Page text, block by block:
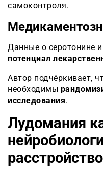
самоконтроля.
Данные о серотонине
потенциал
Автор подчёркивает,
необходимы
исследования.
Лудомания
расстройство